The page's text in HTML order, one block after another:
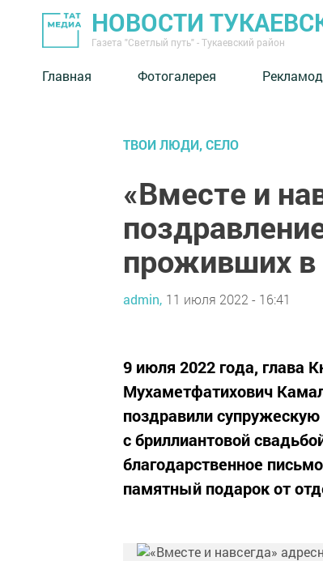
НОВОСТИ
Газета "Светлый путь" - Тукаевский район
Главная Фотогалерея
ТВОИ ЛЮДИ, СЕЛО
«Вместе и
проживших в
admin, 11 июля 2022 - 16:41
9 июля 2022 года, глава
Мухаметфатихович
поздравили
с бриллиантовой
благодарственное
памятный подарок от